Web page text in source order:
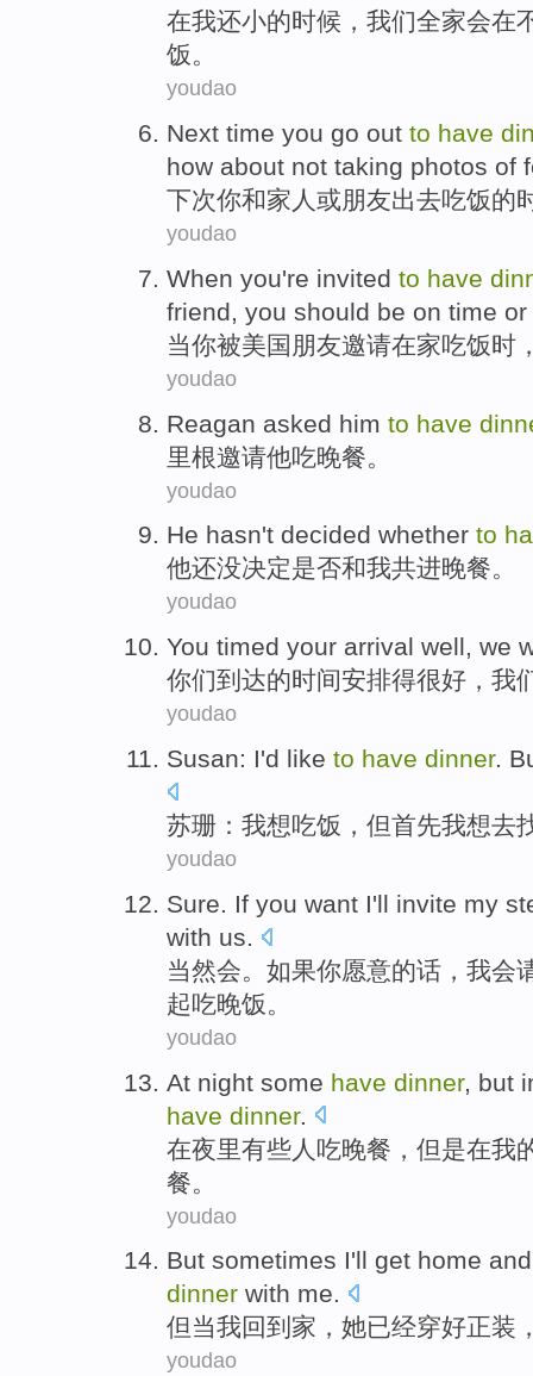
在我还小的时候，我们全家会在
饭。
youdao
Next time you go out to have
how about not taking photos of
下次你和家人或朋友出去吃饭的
youdao
When you're invited to have
friend, you should be on time
当你被美国朋友邀请在家吃饭时
youdao
Reagan asked him to have
里根邀请他吃晚餐。
youdao
He hasn't decided whether to
他还没决定是否和我共进晚餐。
youdao
You timed your arrival well, we
你们到达的时间安排得很好 ， 我
youdao
Susan: I'd like to have dinner.
苏珊 ： 我想吃饭 ， 但首先我想去
youdao
Sure. If you want I'll invite my
with us.
当然会。 如果你愿意的话， 我会
起吃晚饭。
youdao
At night some have dinner, but
have dinner.
在夜里有些 人吃晚餐 ， 但是在我
餐。
youdao
But sometimes I'll get home
dinner with me.
但当我回到 家， 她已经穿好正装
youdao